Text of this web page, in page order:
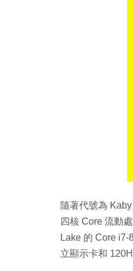
隨著代號為
四核 Core 流動
Lake 的 Core
立顯示卡和